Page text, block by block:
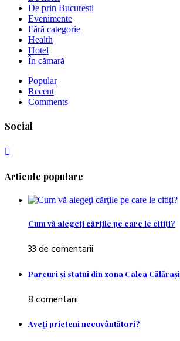
De prin Bucuresti
Evenimente
Fără categorie
Health
Hotel
În cămară
Popular
Recent
Comments
Social
Articole populare
Cum vă alegeţi cărţile pe care le citiţi?
33 de comentarii
Parcuri şi statui din zona Calea Călăraşi
8 comentarii
Aveţi prieteni necuvântători?